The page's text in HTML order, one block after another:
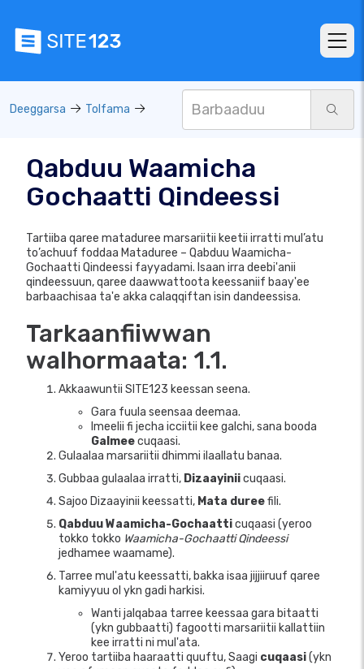
Deeggarsa Tolfama
Qabduu Waamicha
Gochaatti Qindeessi
Tartiiba qaree mataduree marsariitii keetii irratti mul’atu
to’achuuf foddaa Mataduree – Qabduu Waamicha-
Gochaatti Qindeessi fayyadami. Isaan irra deebi'anii
qindeessuun, qaree daawwattoota keessaniif baay'ee
barbaachisaa ta'e akka calaqqiftan isin dandeessisa.
Tarkaanfiiwwan
walhormaata: 1.1.
Akkaawuntii SITE123 keessan seena.
Gara fuula seensaa deemaa.
Imeelii fi jecha icciitii kee galchi, sana booda
Galmeecuqaasi.
Gulaalaa marsariitii dhimmi ilaallatu banaa.
Gubbaa gulaalaa irratti, Dizaayiniicuqaasi.
Sajoo Dizaayinii keessatti, Mata dureefili.
Qabduu Waamicha-Gochaatticuqaasi (yeroo
tokko tokko Waamicha-Gochaatti Qindeessi
jedhamee waamame).
Tarree mul'atu keessatti, bakka isaa jijjiiruuf qaree
kamiyyuu ol ykn gadi harkisi.
Wanti jalqabaa tarree keessaa gara bitaatti
(ykn gubbaatti) fagootti marsariitii kallattiin
kee irratti ni mul'ata.
Yeroo tartiiba haaraatti quuftu, Saagi cuqaasi(ykn